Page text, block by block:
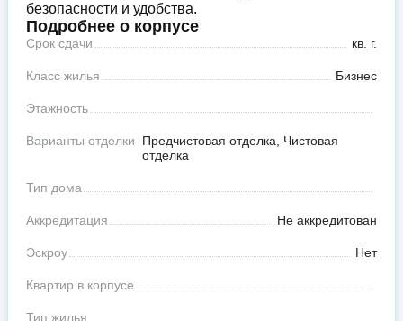
безопасности и удобства.
Подробнее о корпусе
Срок сдачи кв. г.
Класс жилья Бизнес
Этажность
Варианты отделки
Предчистовая отделка, Чистовая
отделка
Тип дома
Аккредитация Не аккредитован
Эскроу Нет
Квартир в корпусе
Тип жилья